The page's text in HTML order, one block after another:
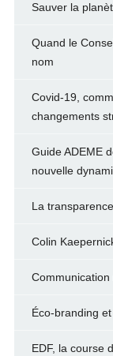
Sauver la
Quand le
nom
Covid-19,
changements
Guide ADEME
nouvelle
La
Colin
Éco-branding
EDF, la course